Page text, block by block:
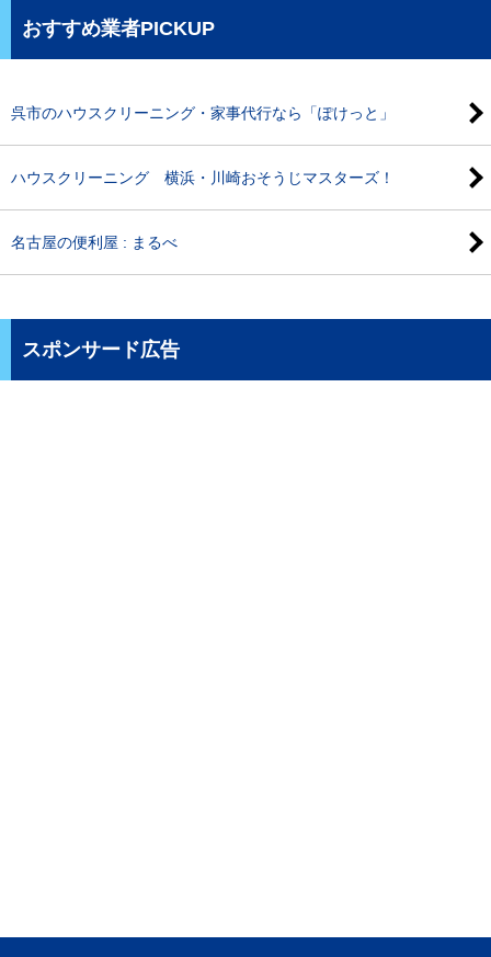
おすすめ業者PICKUP
呉市のハウスクリーニング・家事代行なら「ぽけっと」
ハウスクリーニング 横浜・川崎おそうじマスターズ！
名古屋の便利屋 : まるべ
スポンサード広告